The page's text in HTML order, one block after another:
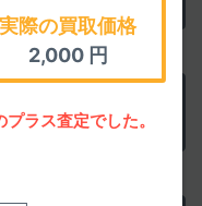
実際の買取価格
2,000円
ラス査定でした。